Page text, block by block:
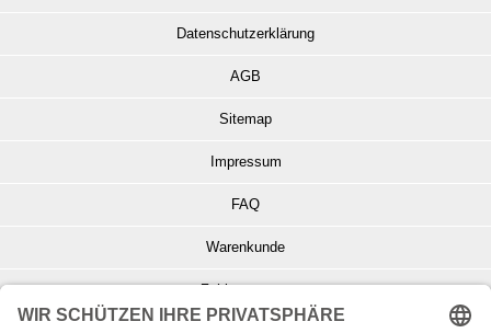
Datenschutzerklärung
AGB
Sitemap
Impressum
FAQ
Warenkunde
Zahlungsarten